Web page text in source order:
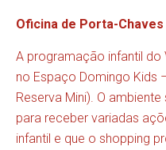
Oficina de Porta-Chaves
A programação infantil do
no Espaço Domingo Kids
Reserva Mini). O
para receber variadas
infantil e que o shopping